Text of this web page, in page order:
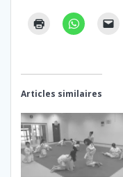
Articles similaires